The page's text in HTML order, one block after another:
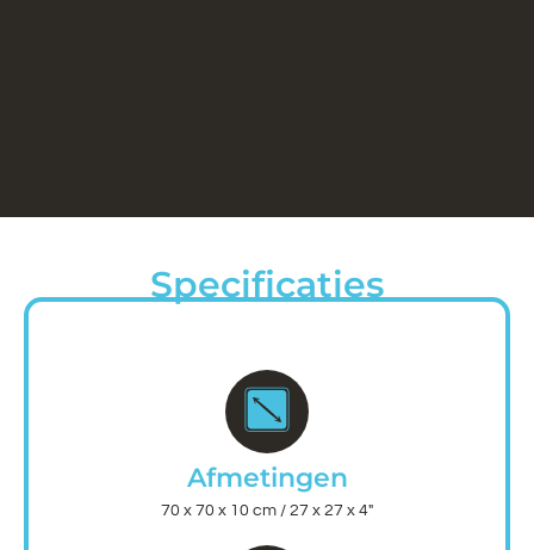
Specificaties
Afmetingen
70 x 70 x 10 cm / 27 x 27 x 4"